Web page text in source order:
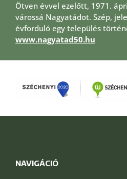
Ötven évvel ezelőtt, 1971.
várossá Nagyatádot. Szép,
évforduló egy település
www.nagyatad50.hu
NAVIGÁCIÓ